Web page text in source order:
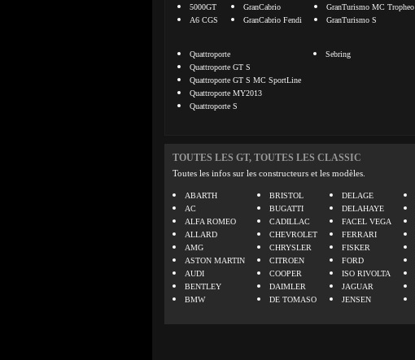
5000GT
A6 CGS
GranCabrio
GranCabrio Fendi
GranTurismo MC Tropheo
GranTurismo S
Quattroporte
Quattroporte GT S
Quattroporte GT S MC SportLine
Quattroporte MY2013
Quattroporte S
Sebring
TOUTES LES GT, TOUTES LES CLASSIC
Toutes les infos sur les constructeurs et les modèles.
ABARTH
AC
ALFA ROMEO
ALLARD
AMG
ASTON MARTIN
AUDI
BENTLEY
BMW
BRISTOL
BUGATTI
CADILLAC
CHEVROLET
CHRYSLER
CITROEN
COOPER
DAIMLER
DE TOMASO
DELAGE
DELAHAYE
FACEL VEGA
FERRARI
FISKER
FORD
ISO RIVOLTA
JAGUAR
JENSEN